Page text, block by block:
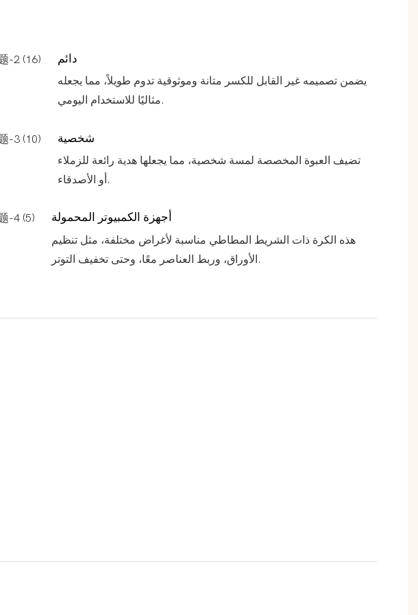
دائم
يضمن تصميمه غير القابل للكسر متانة وموثوقية تدوم طويلاً، مما يجعله
مثاليًا للاستخدام اليومي.
شخصية
تضيف العبوة المخصصة لمسة شخصية، مما يجعلها هدية رائعة للزملاء
أو الأصدقاء.
أجهزة الكمبيوتر المحمولة
هذه الكرة ذات الشريط المطاطي مناسبة لأغراض مختلفة، مثل تنظيم
الأوراق، وربط العناصر معًا، وحتى تخفيف التوتر.